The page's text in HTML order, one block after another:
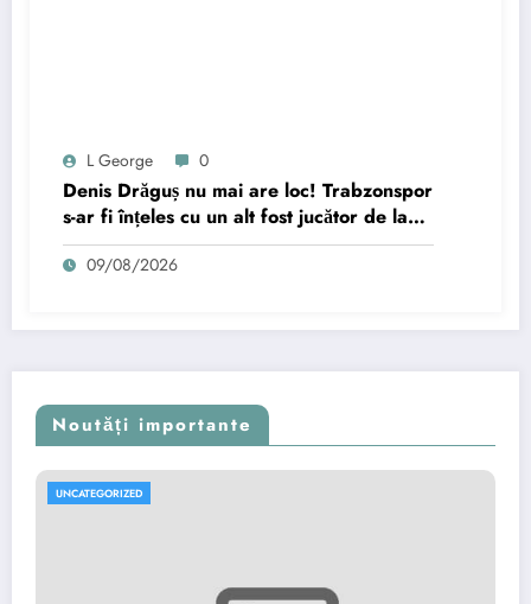
L George 0
Denis Drăguș nu mai are loc! Trabzonspor
s-ar fi înțeles cu un alt fost jucător de la
Liverpool
09/08/2026
Noutăți importante
UNCATEGORIZED